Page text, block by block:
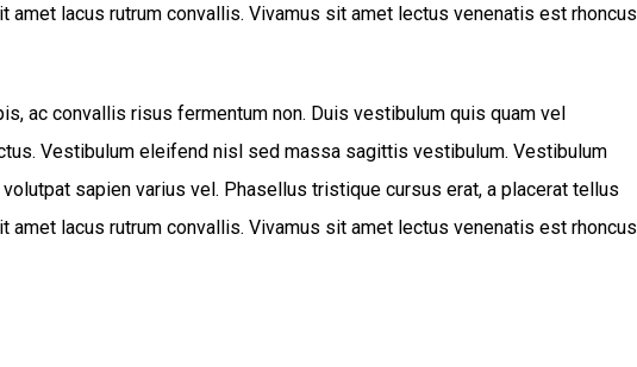
amet lacus rutrum convallis. Vivamus sit amet lectus venenatis est rhoncus
ac convallis risus fermentum non. Duis vestibulum quis quam vel
Vestibulum eleifend nisl sed massa sagittis vestibulum. Vestibulum
sapien varius vel. Phasellus tristique cursus erat, a placerat tellus
amet lacus rutrum convallis. Vivamus sit amet lectus venenatis est rhoncus